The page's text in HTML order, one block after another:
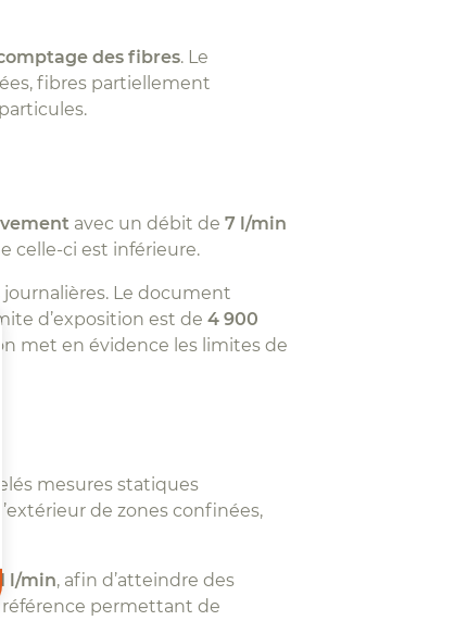
des fibres. Le
fibres partiellement
avec un débit de 7 l/min
celle-ci est inférieure.
Le document
d’exposition est de 4 900
met en évidence les limites de
mesures statiques
de zones confinées,
11 l/min, afin d’atteindre des
permettant de